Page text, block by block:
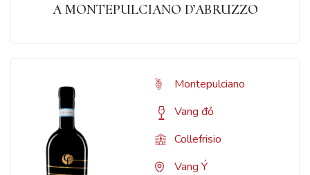
A MONTEPULCIANO D’ABRUZZO
Montepulciano
Vang đỏ
Collefrisio
Vang Ý